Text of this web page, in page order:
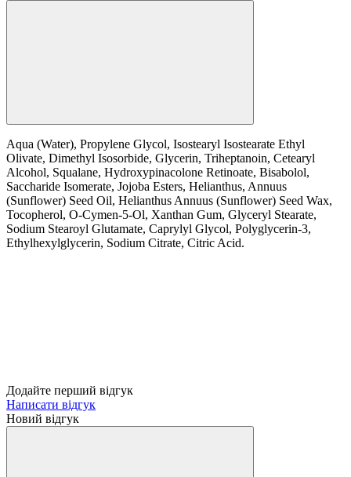
Aqua (Water), Propylene Glycol, Isostearyl Isostearate Ethyl
Olivate, Dimethyl Isosorbide, Glycerin, Triheptanoin, Cetearyl
Alcohol, Squalane, Hydroxypinacolone Retinoate, Bisabolol,
Saccharide Isomerate, Jojoba Esters, Helianthus, Annuus
(Sunflower) Seed Oil, Helianthus Annuus (Sunflower) Seed Wax,
Tocopherol, O-Cymen-5-Ol, Xanthan Gum, Glyceryl Stearate,
Sodium Stearoyl Glutamate, Caprylyl Glycol, Polyglycerin-3,
Ethylhexylglycerin, Sodium Citrate, Citric Acid.
Додайте перший відгук
Написати відгук
Новий відгук